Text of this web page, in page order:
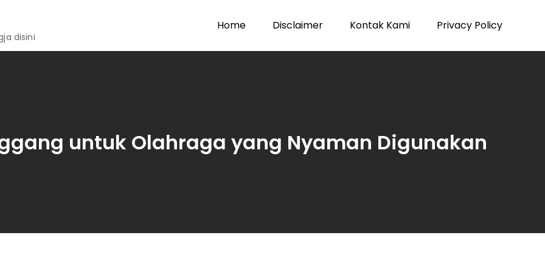
disini
Home Disclaimer Kontak Kami Privacy Policy
untuk Olahraga yang Nyaman Digunakan